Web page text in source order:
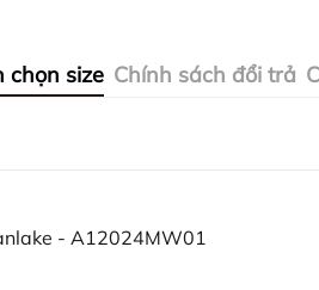
chọn size Chính sách đổi trả
- A12024MW01